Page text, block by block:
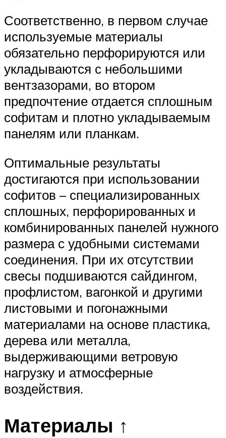
Соответственно, в первом случае
используемые материалы
обязательно перфорируются или
укладываются с небольшими
вентзазорами, во втором
предпочтение отдается сплошным
софитам и плотно укладываемым
панелям или планкам.
Оптимальные результаты
достигаются при использовании
софитов – специализированных
сплошных, перфорированных и
комбинированных панелей нужного
размера с удобными системами
соединения. При их отсутствии
свесы подшиваются сайдингом,
профлистом, вагонкой и другими
листовыми и погонажными
материалами на основе пластика,
дерева или металла,
выдерживающими ветровую
нагрузку и атмосферные
воздействия.
Материалы ↑